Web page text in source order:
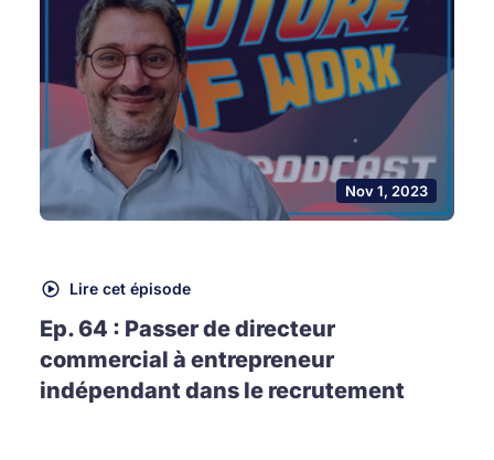
Nov 1, 2023
Lire cet épisode
Ep. 64 : Passer de directeur
commercial à entrepreneur
indépendant dans le recrutement